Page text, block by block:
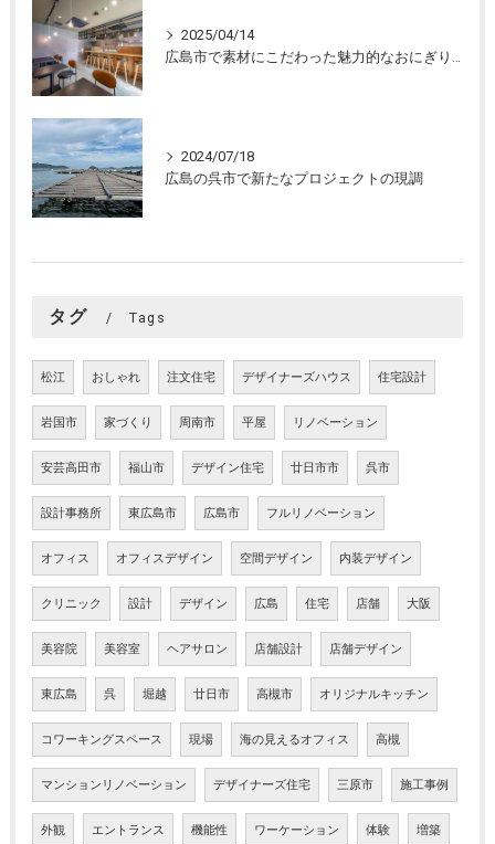
2025/04/14
広島市で素材にこだわった魅力的なおにぎり屋さんの設計。店舗設計、店舗デザインはasazu design office
2024/07/18
広島の呉市で新たなプロジェクトの現調
タグ Tags
松江 おしゃれ 注文住宅 デザイナーズハウス 住宅設計
岩国市 家づくり 周南市 平屋 リノベーション
安芸高田市 福山市 デザイン住宅 廿日市市 呉市
設計事務所 東広島市 広島市 フルリノベーション
オフィス オフィスデザイン 空間デザイン 内装デザイン
クリニック 設計 デザイン 広島 住宅 店舗 大阪
美容院 美容室 ヘアサロン 店舗設計 店舗デザイン
東広島 呉 堀越 廿日市 高槻市 オリジナルキッチン
コワーキングスペース 現場 海の見えるオフィス 高槻
マンションリノベーション デザイナーズ住宅 三原市 施工事例
外観 エントランス 機能性 ワーケーション 体験 増築